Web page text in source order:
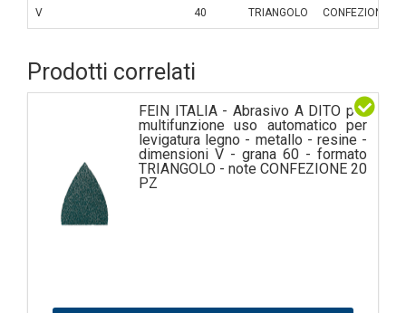
V 40 TRIANGOLO CONFEZIONE
Prodotti correlati
FEIN ITALIA - Abrasivo A DITO per
multifunzione uso automatico per
levigatura legno - metallo - resine -
dimensioni V - grana 60 - formato
TRIANGOLO - note CONFEZIONE 20
PZ